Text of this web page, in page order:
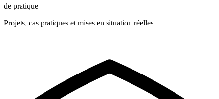
de pratique
Projets, cas pratiques et mises en situation réelles